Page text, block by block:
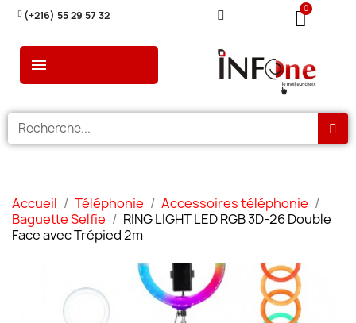
(+216) 55 29 57 32
Accueil Téléphonie
Accessoires téléphonie
Baguette Selfie
RING LIGHT LED RGB 3D-26 Double
Face avec Trépied 2m